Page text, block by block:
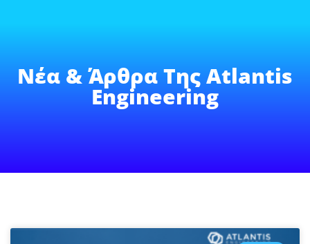
Νέα & Άρθρα Της Atlantis
Engineering